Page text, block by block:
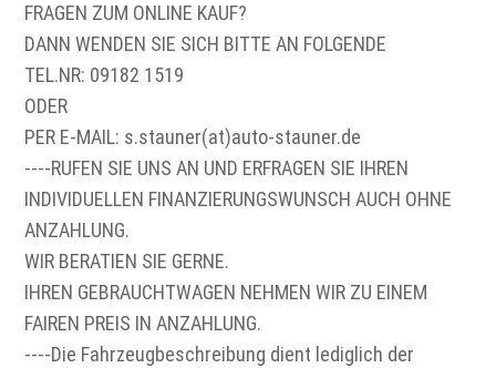
FRAGEN ZUM ONLINE KAUF?
DANN WENDEN SIE SICH BITTE AN FOLGENDE
TEL.NR: 09182 1519
ODER
PER E-MAIL: s.stauner(at)auto-stauner.de
----RUFEN SIE UNS AN UND ERFRAGEN SIE IHREN
INDIVIDUELLEN FINANZIERUNGSWUNSCH AUCH OHNE
ANZAHLUNG.
WIR BERATIEN SIE GERNE.
IHREN GEBRAUCHTWAGEN NEHMEN WIR ZU EINEM
FAIREN PREIS IN ANZAHLUNG.
----Die Fahrzeugbeschreibung dient lediglich der